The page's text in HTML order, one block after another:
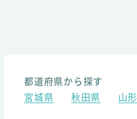
都道府県から探す
宮城県
秋田県 山